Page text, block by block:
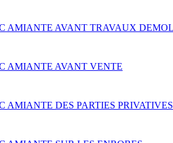
AMIANTE AVANT TRAVAUX
AMIANTE AVANT VENTE
AMIANTE DES PARTIES PRIVATIVES